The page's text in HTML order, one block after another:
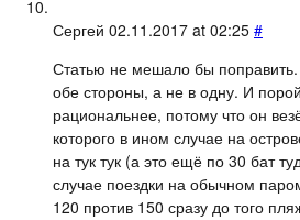
Сергей 02.11.2017 at 02:25 #
Статью не мешало бы поправить.
обе стороны, а не в одну. И
рациональнее, потому что он
которого в ином случае на
на тук тук (а это ещё по 30 бат
случае поездки на обычном
120 против 150 сразу до того